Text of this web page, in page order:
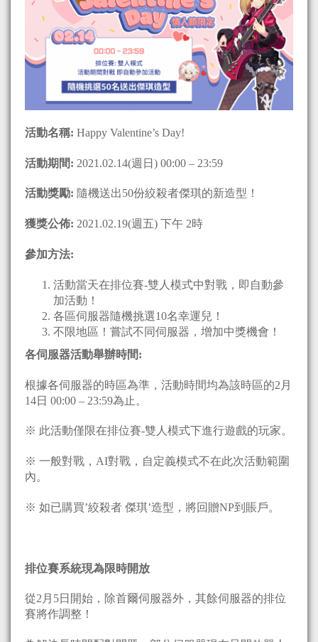
活動名稱: Happy Valentine’s Day!
活動期間: 2021.02.14(週日) 00:00 – 23:59
活動獎勵: 隨機送出50份絞殺者傑琪的新造型！
獲獎公佈: 2021.02.19(週五) 下午 2時
參加方法:
活動當天在排位賽-雙人模式中對戰，即自動參
加活動！
各區伺服器隨機挑選10名幸運兒！
不限地區！嘗試不同伺服器，增加中獎機會！
各伺服器活動舉辦時間:
根據各伺服器的時區為準，活動時間均為該時區的2月
14日 00:00 – 23:59為止。
※ 此活動僅限在排位賽-雙人模式下進行遊戲的玩家。
※ 一般對戰，AI對戰，自定義模式不在此次活動範圍
內。
※ 如已購買’絞殺者 傑琪’造型，將回贈NP到賬戶。
排位賽系統現為限時開放
從2月5日開始，除首爾伺服器外，其餘伺服器的排位
賽將作調整！